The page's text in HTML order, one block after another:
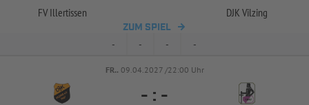
FV Illertissen DJK Vilzing
ZUM SPIEL
- - - -
FR.. 09.04.2027 /22:00 Uhr
- : -